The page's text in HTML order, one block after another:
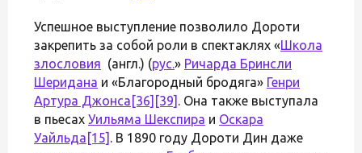
Успешное выступление позволило Дороти
закрепить за собой роли в спектаклях «Школа
злословия (англ.) (рус.» Ричарда Бринсли
Шеридана и «Благородный бродяга» Генри
Артура Джонса [36] [39] . Она также выступала
в пьесах Уильяма Шекспира и Оскара
Уайльда [15] . В 1890 году Дороти Дин даже